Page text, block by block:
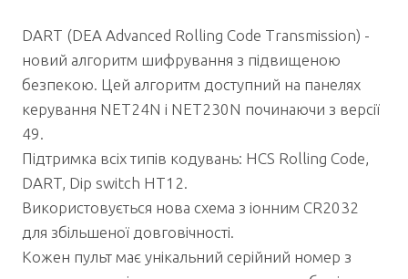
DART (DEA Advanced Rolling Code Transmission) -
новий алгоритм шифрування з підвищеною
безпекою. Цей алгоритм доступний на панелях
керування NET24N і NET230N починаючи з версії
49.
Підтримка всіх типів кодувань: HCS Rolling Code,
DART, Dip switch HT12.
Використовується нова схема з іонним CR2032
для збільшеної довговічності.
Кожен пульт має унікальний серійний номер з